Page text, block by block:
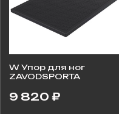
W Упор для ног
ZAVODSPORTA
9 820 ₽